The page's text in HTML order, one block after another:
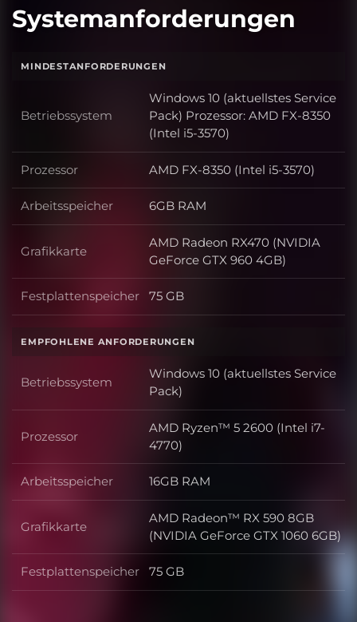
Systemanforderungen
MINDESTANFORDERUNGEN
Betriebssystem Betriebssystem
Windows 10 (aktuellstes Service
Pack) Prozessor: AMD FX-8350
(Intel i5-3570)
Prozessor Prozessor
AMD FX-8350 (Intel i5-3570)
Arbeitsspeicher Arbeitsspeicher
6GB RAM
Grafikkarte Grafikkarte
AMD Radeon RX470 (NVIDIA
GeForce GTX 960 4GB)
Festplattenspeicher Festplattenspeicher
75 GB
EMPFOHLENE ANFORDERUNGEN
Betriebssystem Betriebssystem
Windows 10 (aktuellstes Service
Pack)
Prozessor Prozessor
AMD Ryzen™ 5 2600 (Intel i7-
4770)
Arbeitsspeicher Arbeitsspeicher
16GB RAM
Grafikkarte Grafikkarte
AMD Radeon™ RX 590 8GB
(NVIDIA GeForce GTX 1060 6GB)
Festplattenspeicher Festplattenspeicher
75 GB